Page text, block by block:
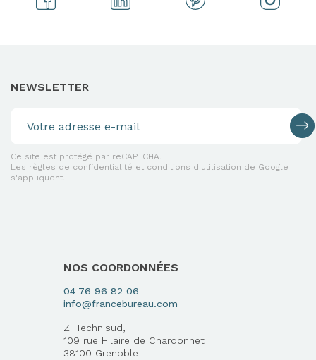
NEWSLETTER
Ce site est protégé par reCAPTCHA.
Les règles de confidentialité et conditions d'utilisation de Google
s'appliquent.
NOS COORDONNÉES
04 76 96 82 06
info@francebureau.com
ZI Technisud,
109 rue Hilaire de Chardonnet
38100 Grenoble